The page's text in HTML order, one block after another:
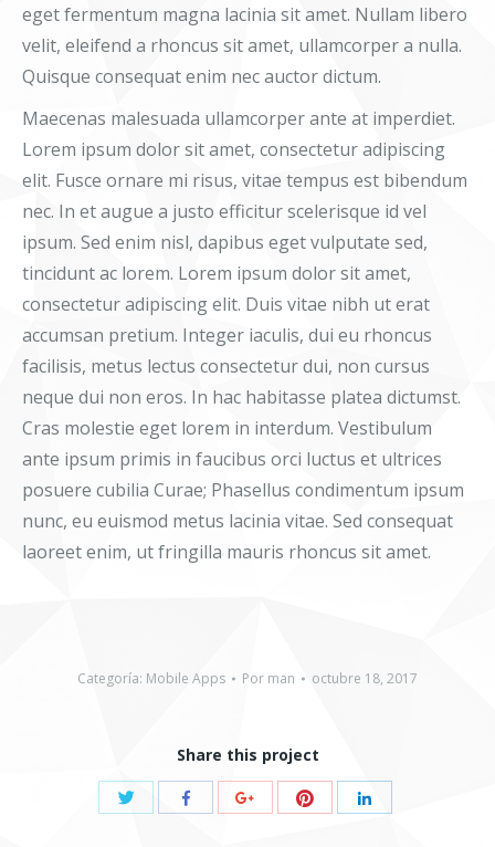
eget fermentum magna lacinia sit amet. Nullam libero
velit, eleifend a rhoncus sit amet, ullamcorper a nulla.
Quisque consequat enim nec auctor dictum.
Maecenas malesuada ullamcorper ante at imperdiet.
Lorem ipsum dolor sit amet, consectetur adipiscing
elit. Fusce ornare mi risus, vitae tempus est bibendum
nec. In et augue a justo efficitur scelerisque id vel
ipsum. Sed enim nisl, dapibus eget vulputate sed,
tincidunt ac lorem. Lorem ipsum dolor sit amet,
consectetur adipiscing elit. Duis vitae nibh ut erat
accumsan pretium. Integer iaculis, dui eu rhoncus
facilisis, metus lectus consectetur dui, non cursus
neque dui non eros. In hac habitasse platea dictumst.
Cras molestie eget lorem in interdum. Vestibulum
ante ipsum primis in faucibus orci luctus et ultrices
posuere cubilia Curae; Phasellus condimentum ipsum
nunc, eu euismod metus lacinia vitae. Sed consequat
laoreet enim, ut fringilla mauris rhoncus sit amet.
Categoría: Mobile Apps Por man octubre 18, 2017
Share this project
CompartirCompartir CompartirCompartirCompartir